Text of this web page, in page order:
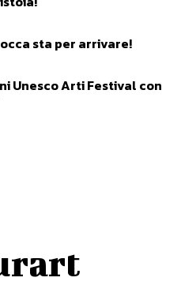
sta per arrivare!
Unesco Arti Festival con